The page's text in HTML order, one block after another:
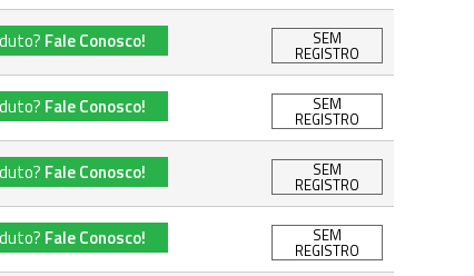
Fale Conosco! SEM
REGISTRO
Fale Conosco! SEM
REGISTRO
Fale Conosco! SEM
REGISTRO
Fale Conosco! SEM
REGISTRO